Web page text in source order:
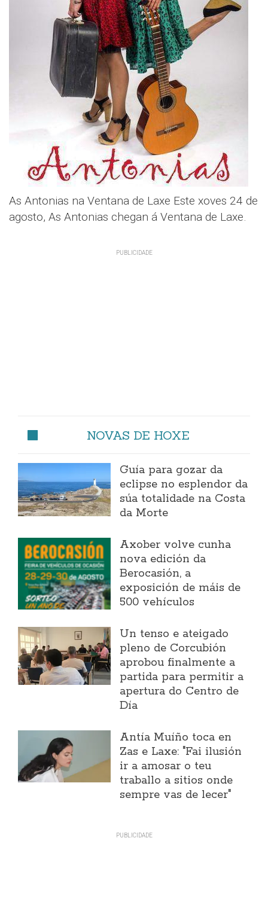
As Antonias na Ventana de Laxe Este xoves 24 de
agosto, As Antonias chegan á Ventana de Laxe.
NOVAS DE HOXE
Guía para gozar da
eclipse no esplendor da
súa totalidade na Costa
da Morte
Axober volve cunha
nova edición da
Berocasión, a
exposición de máis de
500 vehículos
Un tenso e ateigado
pleno de Corcubión
aprobou finalmente a
partida para permitir a
apertura do Centro de
Día
Antía Muíño toca en
Zas e Laxe: "Fai ilusión
ir a amosar o teu
traballo a sitios onde
sempre vas de lecer"